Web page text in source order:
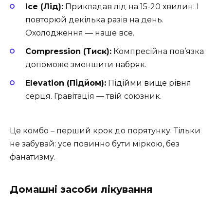
Ice (Лід): Прикладав лід на 15-20 хвилин. І
повторюй декілька разів на день.
Охолодження — наше все.
Compression (Тиск): Компресійна пов’язка
допоможе зменшити набряк.
Elevation (Підйом): Підійми вище рівня
серця. Гравітація — твій союзник.
Це комбо – перший крок до порятунку. Тільки
не забувай: усе повинно бути міркою, без
фанатизму.
Домашні засоби лікування